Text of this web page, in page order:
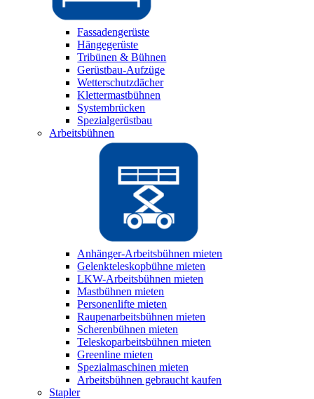
Fassadengerüste
Hängegerüste
Tribünen & Bühnen
Gerüstbau-Aufzüge
Wetterschutzdächer
Klettermastbühnen
Systembrücken
Spezialgerüstbau
Arbeitsbühnen
Anhänger-Arbeitsbühnen mieten
Gelenkteleskopbühne mieten
LKW-Arbeitsbühnen mieten
Mastbühnen mieten
Personenlifte mieten
Raupenarbeitsbühnen mieten
Scherenbühnen mieten
Teleskoparbeitsbühnen mieten
Greenline mieten
Spezialmaschinen mieten
Arbeitsbühnen gebraucht kaufen
Stapler